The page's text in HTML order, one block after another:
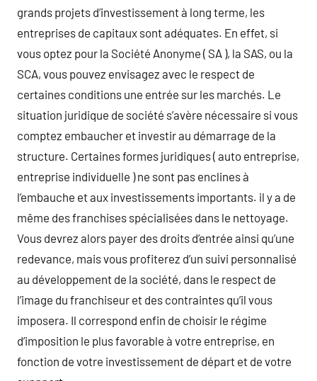
grands projets d’investissement à long terme, les
entreprises de capitaux sont adéquates. En effet, si
vous optez pour la Société Anonyme ( SA ), la SAS, ou la
SCA, vous pouvez envisagez avec le respect de
certaines conditions une entrée sur les marchés. Le
situation juridique de société s’avère nécessaire si vous
comptez embaucher et investir au démarrage de la
structure. Certaines formes juridiques ( auto entreprise,
entreprise individuelle ) ne sont pas enclines à
l’embauche et aux investissements importants. il y a de
même des franchises spécialisées dans le nettoyage.
Vous devrez alors payer des droits d’entrée ainsi qu’une
redevance, mais vous profiterez d’un suivi personnalisé
au développement de la société, dans le respect de
l’image du franchiseur et des contraintes qu’il vous
imposera. Il correspond enfin de choisir le régime
d’imposition le plus favorable à votre entreprise, en
fonction de votre investissement de départ et de votre